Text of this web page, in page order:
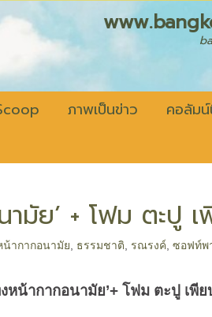
ภาพเป็นข่าว
คอลัม
มัย’ + โฟม ตะปู
น้ากากอนามัย ธรรมชาติ รณรงค์ ,ซอฟท์พ
หน้ากากอนามัย’+ โฟม ตะปู เพีย